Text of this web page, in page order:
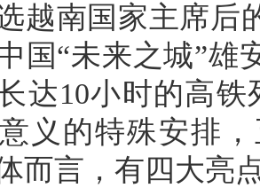
越南国家主席后
国“未来之城”雄
达10小时的高
义的特殊安排
而言，有四大亮